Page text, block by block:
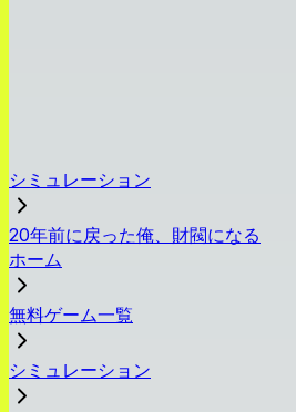
シミュレーション
20年前に戻った俺、財閥になる
ホーム
無料ゲーム一覧
シミュレーション